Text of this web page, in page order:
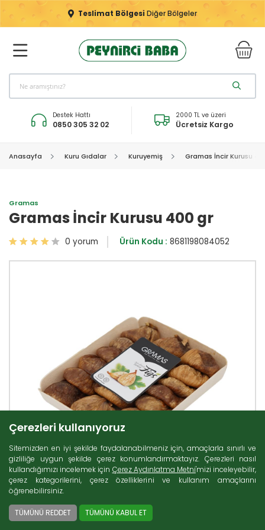
Teslimat Bölgesi Diğer Bölgeler
Destek Hattı
0850 305 32 02
2000 TL ve üzeri
Ücretsiz Kargo
Anasayfa Kuru Gıdalar Kuruyemiş Gramas İncir Kurusu
Gramas
Gramas İncir Kurusu 400 gr
0 yorum Ürün Kodu : 8681198084052
Çerezleri kullanıyoruz
Sitemizden en iyi şekilde faydalanabilmeniz için, amaçlarla sınırlı ve
gizliliğe uygun şekilde çerez konumlandırmaktayız. Çerezleri nasıl
kullandığımızı incelemek için Çerez Aydınlatma Metni'mizi inceleyebilir,
çerez kategorilerini, çerez özelliklerini ve kullanım amaçlarını
öğrenebilirsiniz.
TÜMÜNÜ REDDET TÜMÜNÜ KABUL ET